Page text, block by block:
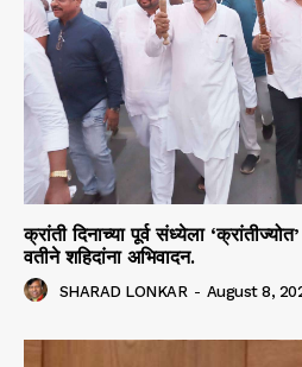
क्रांती दिनाच्या पूर्व संध्येला
वतीने शहिदांना अभिवादन.
SHARAD LONKAR - August 8,